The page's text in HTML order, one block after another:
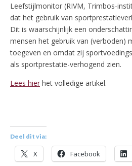
Leefstijlmonitor (RIVM, Trimbos-
dat het gebruik van
Dit is waarschijnlijk een
mensen het gebruik van (verboden)
toegeven en omdat zij
als sportprestatie-verhogend zien.
Lees hier het volledige artikel.
Deel dit via:
X Facebook